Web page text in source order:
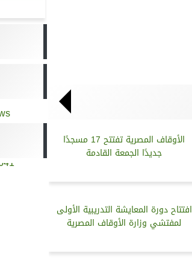
الأوقاف المصرية تفتتح 17 مسجدًا
جديدًا الجمعة القادمة
افتتاح دورة المعايشة التدريبية الأولى
لمفتشي وزارة الأوقاف المصرية